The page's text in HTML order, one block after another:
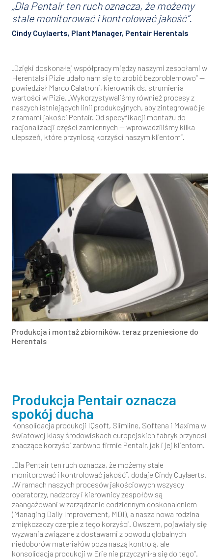
„Dla Pentair ten ruch oznacza, że możemy
stale monitorować i kontrolować jakość”.
Cindy Cuylaerts, Plant Manager, Pentair Herentals
„Dzięki doskonałej współpracy między naszymi zespołami w
Herentals i Pizie udało nam się to zrobić bezproblemowo” —
powiedział Marco Calatroni, kierownik ds. strumienia
wartości w Pizie. „Wykorzystywaliśmy również procesy z
naszych istniejących linii produkcyjnych, aby zintegrować je
z ramami jakości Pentair. Od specyfikacji montażu do
racjonalizacji części zamiennych — wprowadziliśmy kilka
ulepszeń, które przyniosą korzyści naszym klientom”.
Produkcja i montaż zbiorników, teraz przeniesione do
Herentals
Produkcja Pentair oznacza
spokój ducha
Konsolidacja produkcji IQsoft, Slimline, Softena i Maxima w
światowej klasy środowiskach europejskich fabryk przynosi
znaczące korzyści zarówno firmie Pentair, jak i jej klientom.
„Dla Pentair ten ruch oznacza, że możemy stale
monitorować i kontrolować jakość”, dodaje Cindy Cuylaerts.
„W ramach naszych procesów jakościowych wszyscy
operatorzy, nadzorcy i kierownicy zespołów są
zaangażowani w zarządzanie codziennym doskonaleniem
(Managing Daily Improvement, MDI), a nasza nowa rodzina
zmiękczaczy czerpie z tego korzyści. Owszem, pojawiały się
wyzwania związane z dostawami z powodu globalnych
niedoborów materiałów poza naszą kontrolą, ale
konsolidacja produkcji w Erie nie przyczyniła się do tego”.